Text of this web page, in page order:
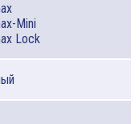
Mini
Lock